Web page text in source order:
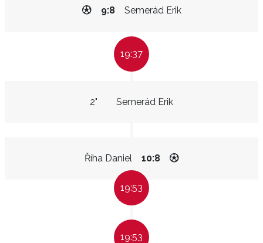
Semerád Erik
9:8
19:37
Semerád Erik
2"
Říha Daniel 10:8
19:53
19:53